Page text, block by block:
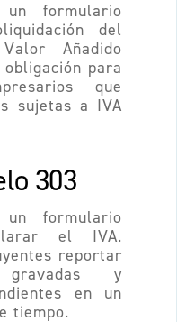
formulario
del
Añadido
para
que
sujetas a IVA
303
formulario
el IVA.
reportar
gravadas y
en un
tiempo.